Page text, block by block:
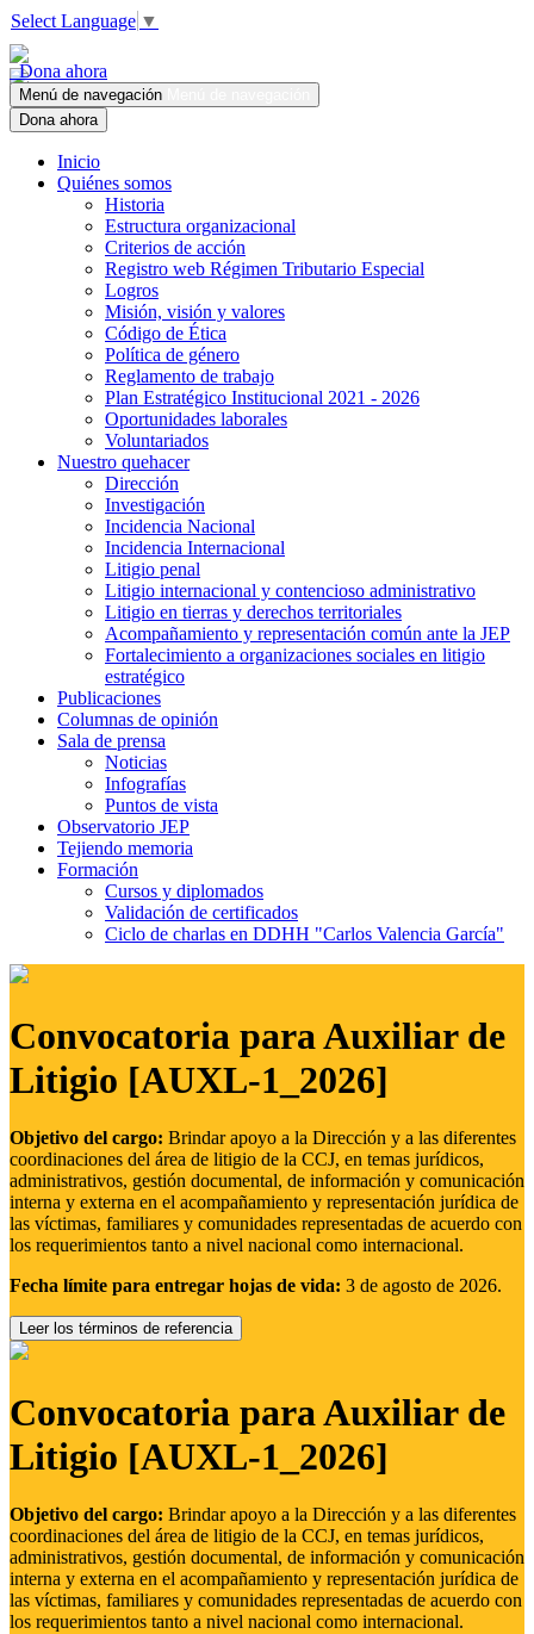
Select Language ▼
Dona ahora
Menú de navegación
Dona ahora
Inicio
Quiénes somos
Historia
Estructura organizacional
Criterios de acción
Registro web Régimen Tributario Especial
Logros
Misión, visión y valores
Código de Ética
Política de género
Reglamento de trabajo
Plan Estratégico Institucional 2021 - 2026
Oportunidades laborales
Voluntariados
Nuestro quehacer
Dirección
Investigación
Incidencia Nacional
Incidencia Internacional
Litigio penal
Litigio internacional y contencioso administrativo
Litigio en tierras y derechos territoriales
Acompañamiento y representación común ante la JEP
Fortalecimiento a organizaciones sociales en litigio
estratégico
Publicaciones
Columnas de opinión
Sala de prensa
Noticias
Infografías
Puntos de vista
Observatorio JEP
Tejiendo memoria
Formación
Cursos y diplomados
Validación de certificados
Ciclo de charlas en DDHH "Carlos Valencia García"
Convocatoria para Auxiliar de
Litigio [AUXL-1_2026]
Objetivo del cargo: Brindar apoyo a la Dirección y a las diferentes
coordinaciones del área de litigio de la CCJ, en temas jurídicos,
administrativos, gestión documental, de información y comunicación
interna y externa en el acompañamiento y representación jurídica de
las víctimas, familiares y comunidades representadas de acuerdo con
los requerimientos tanto a nivel nacional como internacional.
Fecha límite para entregar hojas de vida: 3 de agosto de 2026.
Leer los términos de referencia
Convocatoria para Auxiliar de
Litigio [AUXL-1_2026]
Objetivo del cargo: Brindar apoyo a la Dirección y a las diferentes
coordinaciones del área de litigio de la CCJ, en temas jurídicos,
administrativos, gestión documental, de información y comunicación
interna y externa en el acompañamiento y representación jurídica de
las víctimas, familiares y comunidades representadas de acuerdo con
los requerimientos tanto a nivel nacional como internacional.